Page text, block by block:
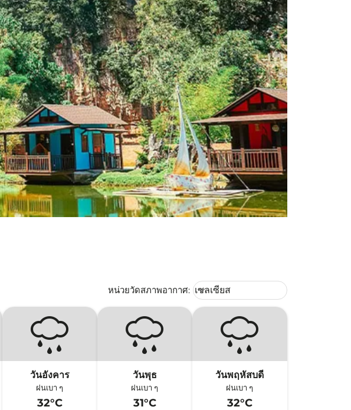
หน่วยวัดสภาพอากาศ: Weather unit option เซลเซียส
เซลเซียส
keyboard_arrow_down
วันอังคาร
ฝนเบา ๆ
32°C
วันพุธ
ฝนเบา ๆ
31°C
วันพฤหัสบดี
ฝนเบา ๆ
32°C